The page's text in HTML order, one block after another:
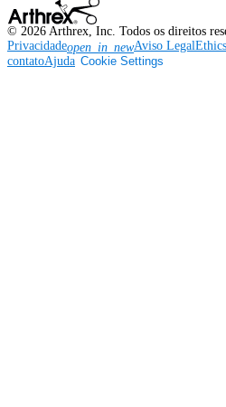
© 2026 Arthrex, Inc. Todos os direitos
Privacidadeopen_in_newAviso Legal
contatoAjuda Cookie Settings